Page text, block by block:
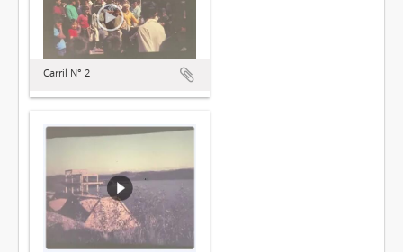
Carril N° 2